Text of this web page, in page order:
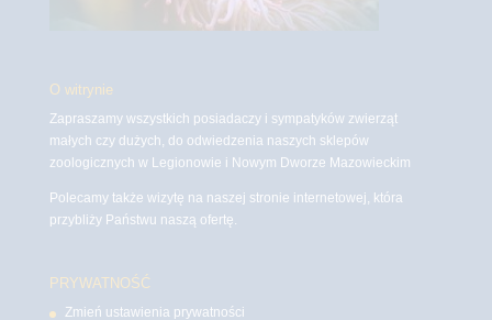
O witrynie
Zapraszamy wszystkich posiadaczy i sympatyków zwierząt
małych czy dużych, do odwiedzenia naszych sklepów
zoologicznych w Legionowie i Nowym Dworze Mazowieckim
Polecamy także wizytę na naszej stronie internetowej, która
przybliży Państwu naszą ofertę.
PRYWATNOŚĆ
Zmień ustawienia prywatności